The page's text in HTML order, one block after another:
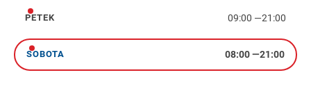
petek
PETEK 09:00 —21:00
sobota
SOBOTA 08:00—21:00